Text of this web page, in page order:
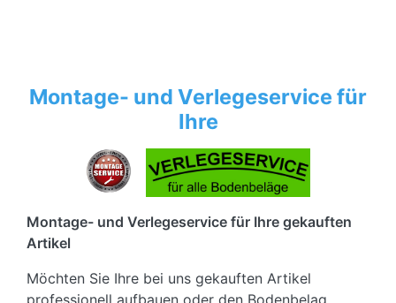
Montage- und Verlegeservice für
Ihre
Montage- und Verlegeservice für Ihre gekauften
Artikel
Möchten Sie Ihre bei uns gekauften Artikel
professionell aufbauen oder den Bodenbelag